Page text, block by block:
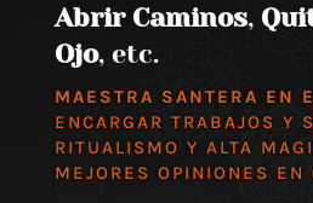
Abrir Caminos,
Ojo, etc.
MAESTRA SANTERA EN
ENCARGAR TRABAJOS Y
RITUALISMO Y ALTA
MEJORES OPINIONES EN